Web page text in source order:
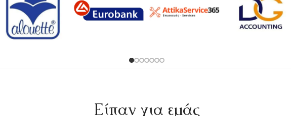
Είπαν για εμάς